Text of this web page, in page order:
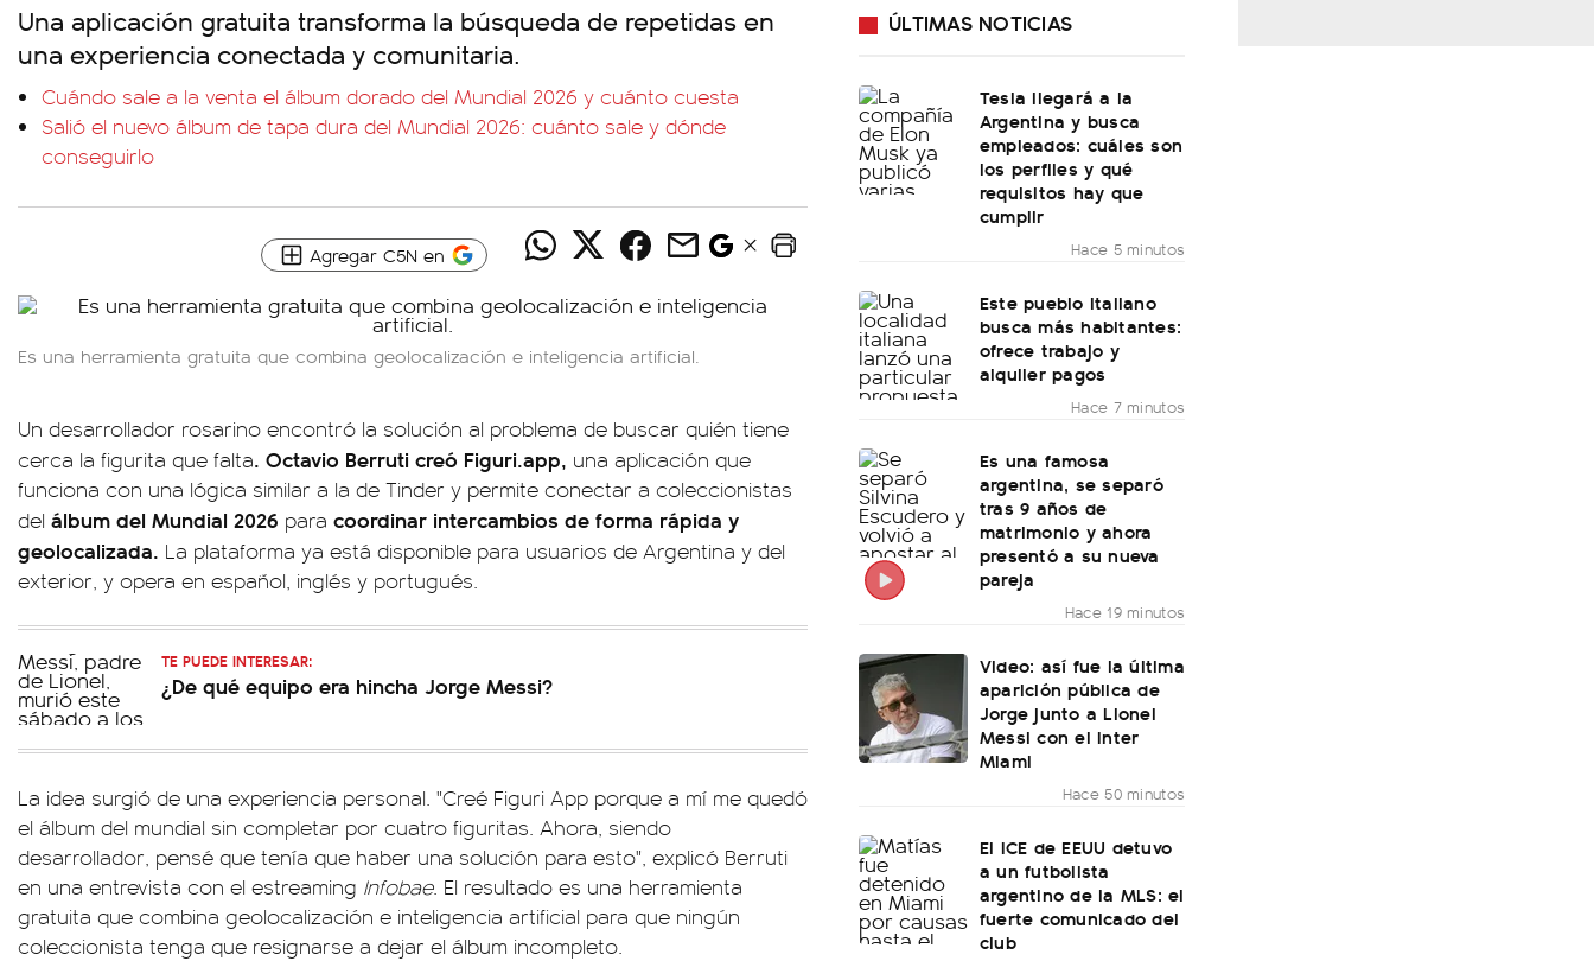
Una aplicación gratuita transforma la búsqueda de repetidas en
una experiencia conectada y comunitaria.
Cuándo sale a la venta el álbum dorado del Mundial 2026 y cuánto cuesta
Salió el nuevo álbum de tapa dura del Mundial 2026: cuánto sale y dónde
conseguirlo
Agregar C5N en
Es una herramienta gratuita que combina geolocalización e inteligencia artificial.
Un desarrollador rosarino encontró la solución al problema de buscar quién tiene
cerca la figurita que falta. Octavio Berruti creó Figuri.app, una aplicación que
funciona con una lógica similar a la de Tinder y permite conectar a coleccionistas
del álbum del Mundial 2026 para coordinar intercambios de forma rápida y
geolocalizada. La plataforma ya está disponible para usuarios de Argentina y del
exterior, y opera en español, inglés y portugués.
TE PUEDE INTERESAR:
¿De qué equipo era hincha Jorge Messi?
La idea surgió de una experiencia personal. "Creé Figuri App porque a mí me quedó
el álbum del mundial sin completar por cuatro figuritas. Ahora, siendo
desarrollador, pensé que tenía que haber una solución para esto", explicó Berruti
en una entrevista con el estreaming Infobae. El resultado es una herramienta
gratuita que combina geolocalización e inteligencia artificial para que ningún
coleccionista tenga que resignarse a dejar el álbum incompleto.
ÚLTIMAS NOTICIAS
Tesla llegará a la
Argentina y busca
empleados: cuáles son
los perfiles y qué
requisitos hay que
cumplir
Hace 5 minutos
Este pueblo italiano
busca más habitantes:
ofrece trabajo y
alquiler pagos
Hace 7 minutos
Es una famosa
argentina, se separó
tras 9 años de
matrimonio y ahora
presentó a su nueva
pareja
Hace 19 minutos
Video: así fue la última
aparición pública de
Jorge junto a Lionel
Messi con el Inter
Miami
Hace 50 minutos
El ICE de EEUU detuvo
a un futbolista
argentino de la MLS: el
fuerte comunicado del
club